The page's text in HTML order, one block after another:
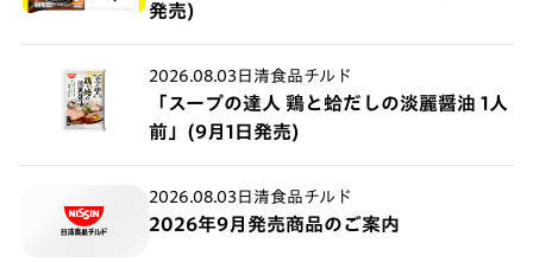
発売)
2026.08.03 日清食品チルド
「スープの達人 鶏と蛤だしの淡麗醤油 1人
前」(9月1日発売)
2026.08.03 日清食品チルド
2026年9月発売商品のご案内